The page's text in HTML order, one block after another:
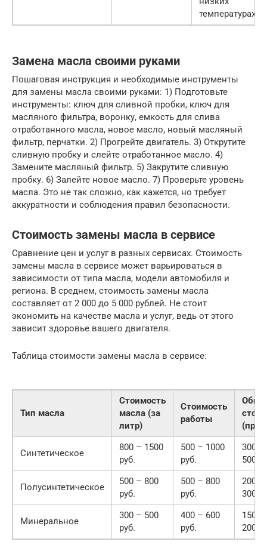
температурах
Замена масла своими руками
Пошаговая инструкция и необходимые инструменты
для замены масла своими руками: 1) Подготовьте
инструменты: ключ для сливной пробки, ключ для
масляного фильтра, воронку, емкость для слива
отработанного масла, новое масло, новый масляный
фильтр, перчатки. 2) Прогрейте двигатель. 3) Открутите
сливную пробку и слейте отработанное масло. 4)
Замените масляный фильтр. 5) Закрутите сливную
пробку. 6) Залейте новое масло. 7) Проверьте уровень
масла. Это не так сложно, как кажется, но требует
аккуратности и соблюдения правил безопасности.
Стоимость замены масла в сервисе
Сравнение цен и услуг в разных сервисах. Стоимость
замены масла в сервисе может варьироваться в
зависимости от типа масла, модели автомобиля и
региона. В среднем, стоимость замены масла
составляет от 2 000 до 5 000 рублей. Не стоит
экономить на качестве масла и услуг, ведь от этого
зависит здоровье вашего двигателя.
Таблица стоимости замены масла в сервисе:
Тип масла
Стоимость
масла (за
литр)
Стоимость
работы
Синтетическое
800 – 1500
руб.
500 – 1000
руб.
3000
5000
Полусинтетическое
500 – 800
руб.
500 – 800
руб.
2000
3000
Минеральное
300 – 500
руб.
400 – 600
руб.
1500
2000